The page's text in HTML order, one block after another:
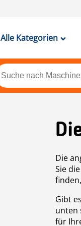
Alle Kategorien
Die
Sie
Gibt
unten
für